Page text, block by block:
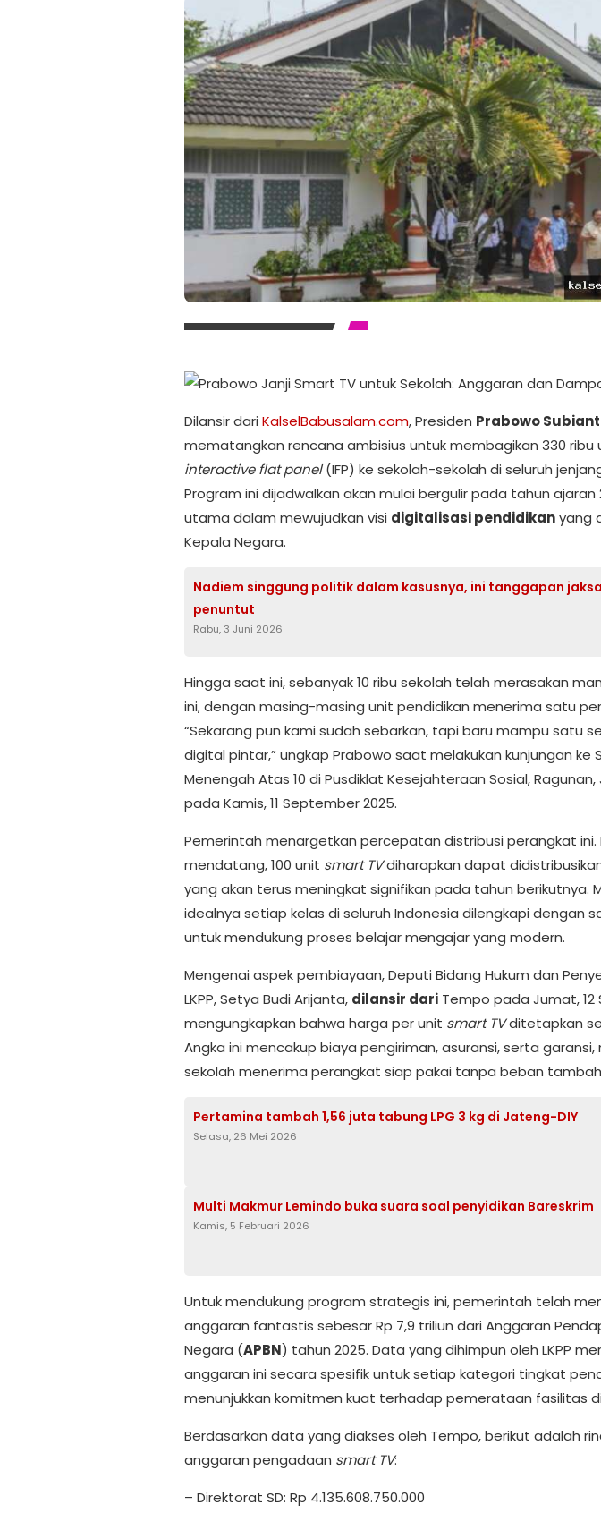
Dilansir dari KalselBabusalam.com, Presiden Prabowo
mematangkan rencana ambisius untuk membagikan 330 ribu
interactive flat panel(IFP) ke sekolah-sekolah di seluruh
Program ini dijadwalkan akan mulai bergulir pada tahun ajaran
utama dalam mewujudkan visi digitalisasi pendidikanyang
Kepala Negara.
Nadiem singgung politik dalam kasusnya, ini tanggapan jaksa
penuntut
Rabu, 3 Juni 2026
Hingga saat ini, sebanyak 10 ribu sekolah telah merasakan
ini, dengan masing-masing unit pendidikan menerima satu
“Sekarang pun kami sudah sebarkan, tapi baru mampu satu
digital pintar,” ungkap Prabowo saat melakukan kunjungan ke
Menengah Atas 10 di Pusdiklat Kesejahteraan Sosial,
pada Kamis, 11 September 2025.
Pemerintah menargetkan percepatan distribusi perangkat ini.
mendatang, 100 unit smart TVdiharapkan dapat
yang akan terus meningkat signifikan pada tahun berikutnya.
idealnya setiap kelas di seluruh Indonesia dilengkapi dengan
untuk mendukung proses belajar mengajar yang modern.
Mengenai aspek pembiayaan, Deputi Bidang Hukum dan
LKPP, Setya Budi Arijanta, dilansir dari Tempo pada Jumat, 12
mengungkapkan bahwa harga per unit smart TVditetapkan
Angka ini mencakup biaya pengiriman, asuransi, serta
sekolah menerima perangkat siap pakai tanpa beban
Pertamina tambah 1,56 juta tabung LPG 3 kg di Jateng-DIY
Selasa, 26 Mei 2026
Multi Makmur Lemindo buka suara soal penyidikan Bareskrim
Kamis, 5 Februari 2026
Untuk mendukung program strategis ini, pemerintah telah
anggaran fantastis sebesar Rp 7,9 triliun dari Anggaran
Negara (APBN) tahun 2025. Data yang dihimpun oleh LKPP
anggaran ini secara spesifik untuk setiap kategori tingkat
menunjukkan komitmen kuat terhadap pemerataan fasilitas
Berdasarkan data yang diakses oleh Tempo, berikut adalah
anggaran pengadaan smart TV:
– Direktorat SD: Rp 4.135.608.750.000